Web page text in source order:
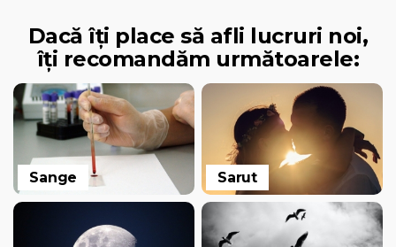
Dacă îți place să afli lucruri noi,
îți recomandăm următoarele:
Sange Sarut